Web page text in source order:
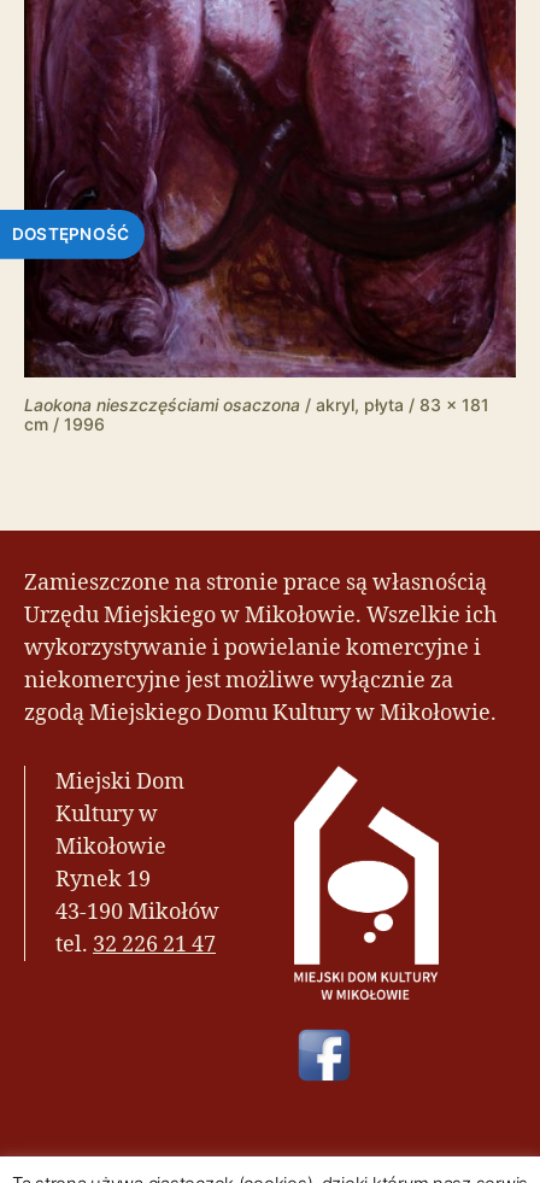
DOSTĘPNOŚĆ
Laokona nieszczęściami osaczona / akryl, płyta / 83 x 181
cm / 1996
Zamieszczone na stronie prace są własnością
Urzędu Miejskiego w Mikołowie. Wszelkie ich
wykorzystywanie i powielanie komercyjne i
niekomercyjne jest możliwe wyłącznie za
zgodą Miejskiego Domu Kultury w Mikołowie.
Miejski Dom
Kultury w
Mikołowie
Rynek 19
43-190 Mikołów
tel. 32 226 21 47